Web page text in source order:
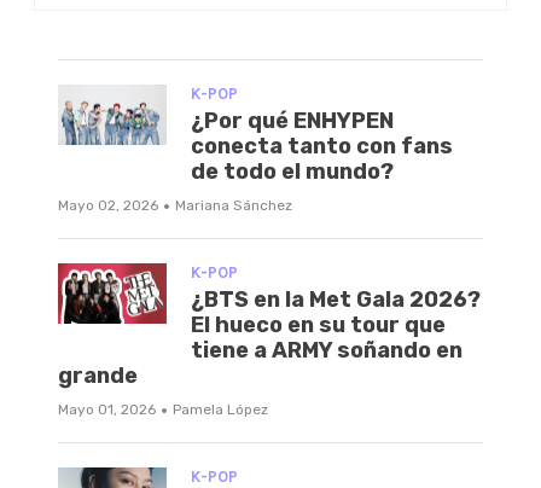
K-POP
¿Por qué ENHYPEN
conecta tanto con fans
de todo el mundo?
Mayo 02, 2026 · Mariana Sánchez
K-POP
¿BTS en la Met Gala 2026?
El hueco en su tour que
tiene a ARMY soñando en
grande
Mayo 01, 2026 · Pamela López
K-POP